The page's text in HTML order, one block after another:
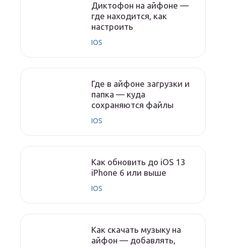
Диктофон на айфоне —
где находится, как
настроить
IOS
Где в айфоне загрузки и
папка — куда
сохраняются файлы
IOS
Как обновить до iOS 13
iPhone 6 или выше
IOS
Как скачать музыку на
айфон — добавлять,